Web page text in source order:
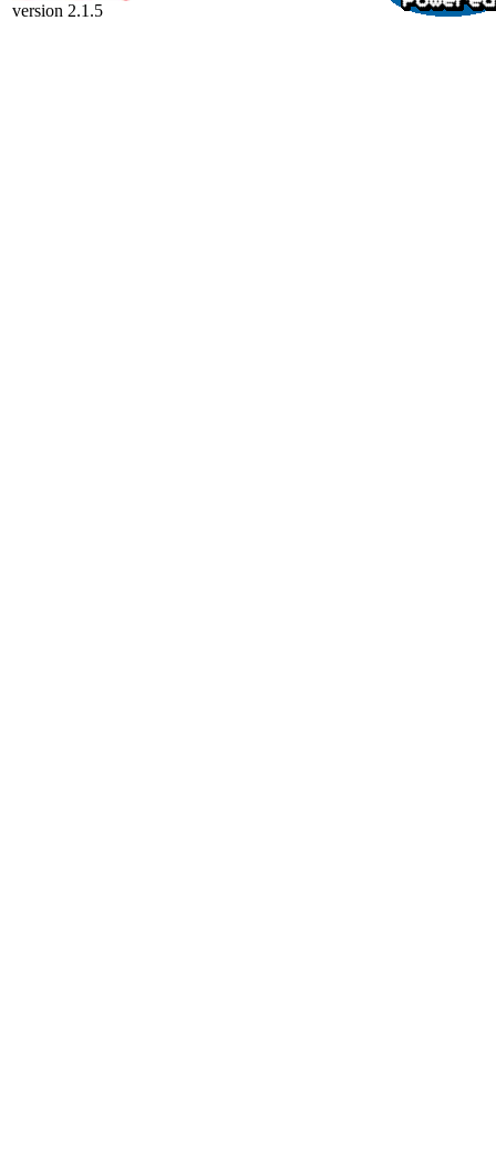
version 2.1.5